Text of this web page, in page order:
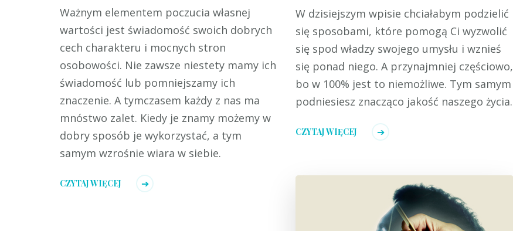
W dzisiejszym wpisie chciałabym podzielić
się sposobami, które pomogą Ci wyzwolić
się spod władzy swojego umysłu i wznieś
się ponad niego. A przynajmniej częściowo,
bo w 100% jest to niemożliwe. Tym samym
podniesiesz znacząco jakość naszego życia.
CZYTAJ WIĘCEJ
Ważnym elementem poczucia własnej
wartości jest świadomość swoich dobrych
cech charakteru i mocnych stron
osobowości. Nie zawsze niestety mamy ich
świadomość lub pomniejszamy ich
znaczenie. A tymczasem każdy z nas ma
mnóstwo zalet. Kiedy je znamy możemy w
dobry sposób je wykorzystać, a tym
samym wzrośnie wiara w siebie.
CZYTAJ WIĘCEJ